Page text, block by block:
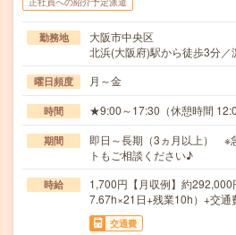
正社員への紹介予定派遣
勤務地
大阪市中央区
北浜(大阪府)駅から徒歩3分
曜日頻度 月～金
時間 ★9:00～17:30（休憩時間
期間
即日～長期（3ヵ月以上）
トもご相談ください♪
時給
1,700円【月収例】約
7.67h×21日+残業10h）+交通
交通費